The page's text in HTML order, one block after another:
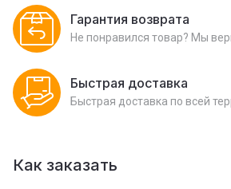
Гарантия возврата
Не понравился товар? Мы
Быстрая доставка
Быстрая доставка по всей
Как заказать